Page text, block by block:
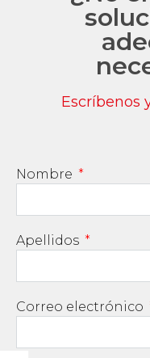
Escríbenos
Nombre
Apellidos
Correo electrónico